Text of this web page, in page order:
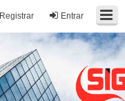
Entrar
Registrar